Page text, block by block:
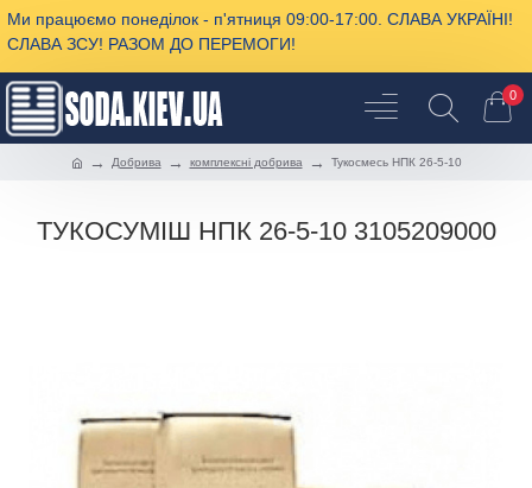
Ми працюємо понеділок - п'ятниця 09:00-17:00. СЛАВА УКРАЇНІ!
СЛАВА ЗСУ! РАЗОМ ДО ПЕРЕМОГИ!
0
Добрива комплексні добрива Тукосмесь НПК 26-5-10
ТУКОСУМІШ НПК 26-5-10 3105209000